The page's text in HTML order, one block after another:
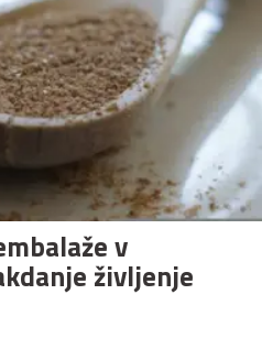
v
življenje